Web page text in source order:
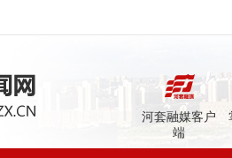
河套融媒客户
端